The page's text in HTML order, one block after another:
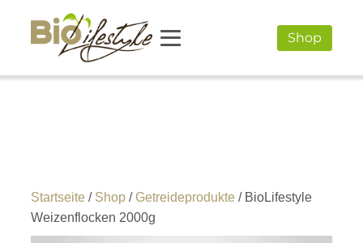
Shop
Startseite / Shop / Getreideprodukte / BioLifestyle
Weizenflocken 2000g